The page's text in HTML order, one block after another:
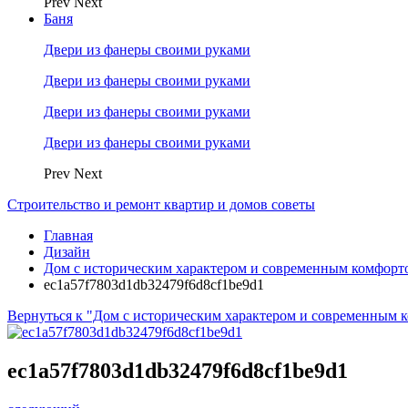
Баня
Двери из фанеры своими руками
Двери из фанеры своими руками
Двери из фанеры своими руками
Двери из фанеры своими руками
Prev Next
Строительство и ремонт квартир и домов советы
Главная
Дизайн
Дом с историческим характером и современным
ec1a57f7803d1db32479f6d8cf1be9d1
Вернуться к "Дом с историческим характером и современным
ec1a57f7803d1db32479f6d8cf1be9d1